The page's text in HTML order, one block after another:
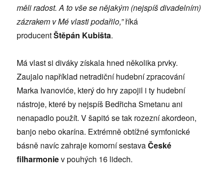
měli radost. A to vše se nějakým (nejspíš divadelním)
zázrakem v Mé vlasti podařilo,”říká
producentŠtěpán Kubišta.
Má vlast si diváky získala hned několika prvky.
Zaujalo například netradiční hudební zpracování
Marka Ivanoviće, který do hry zapojil i ty hudební
nástroje, které by nejspíš Bedřicha Smetanu ani
nenapadlo použít. V šapitó se tak rozezní akordeon,
banjo nebo okarína. Extrémně obtížné symfonické
básně navíc zahraje komorní sestavaČeské
filharmoniev pouhých 16 lidech.